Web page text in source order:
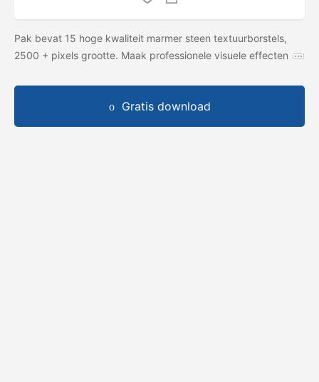
Pak bevat 15 hoge kwaliteit marmer steen textuurborstels,
2500 + pixels grootte. Maak professionele visuele effecten
Gratis download